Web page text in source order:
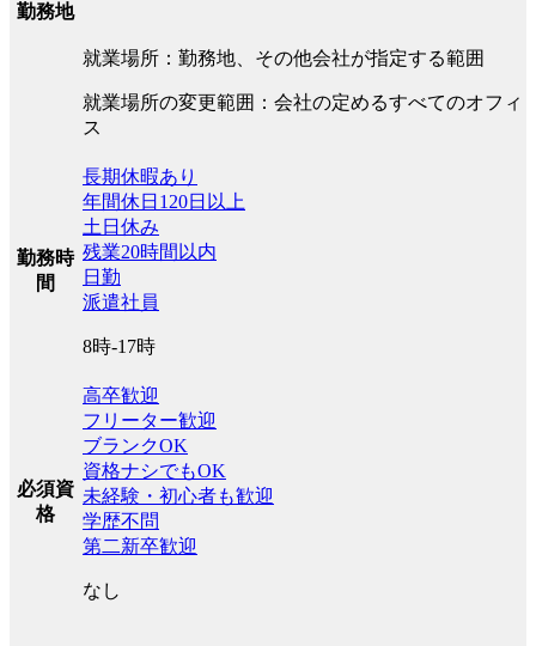
勤務地
就業場所：勤務地、その他会社が指定する範囲
就業場所の変更範囲：会社の定めるすべてのオフィ
ス
勤務時
間
長期休暇あり
年間休日120日以上
土日休み
残業20時間以内
日勤
派遣社員
8時‐17時
必須資
格
高卒歓迎
フリーター歓迎
ブランクOK
資格ナシでもOK
未経験・初心者も歓迎
学歴不問
第二新卒歓迎
なし